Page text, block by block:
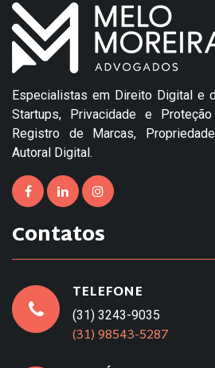
Especialistas em Direito Digital e
Startups, Privacidade e
Registro de Marcas,
Autoral Digital.
Contatos
TELEFONE
(31) 3243-9035
(31) 98543-5287